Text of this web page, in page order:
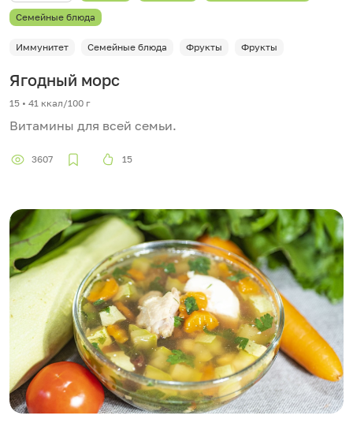
Семейные блюда
Иммунитет Семейные блюда Фрукты Фрукты
Ягодный морс
15 • 41 ккал/100 г
Витамины для всей семьи.
3607 15